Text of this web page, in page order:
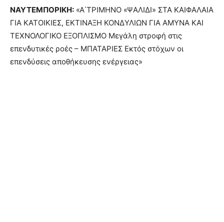
ΝΑΥΤΕΜΠΟΡΙΚΗ: «Α΄ΤΡΙΜΗΝΟ «ΨΑΛΙΔΙ» ΣΤΑ ΚΑΙΦΑΛΑΙΑ
ΓΙΑ ΚΑΤΟΙΚΙΕΣ, ΕΚΤΙΝΑΞΗ ΚΟΝΔΥΛΙΩΝ ΓΙΑ ΑΜΥΝΑ ΚΑΙ
ΤΕΧΝΟΛΟΓΙΚΟ ΕΞΟΠΛΙΣΜΟ Μεγάλη στροφή στις
επενδυτικές ροές – ΜΠΑΤΑΡΙΕΣ Εκτός στόχων οι
επενδύσεις αποθήκευσης ενέργειας»